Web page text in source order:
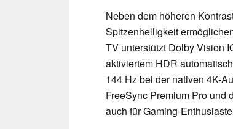
Neben dem höheren
Spitzenhelligkeit
TV unterstützt Dolby Vision
aktiviertem HDR
144 Hz bei der nativen 4K-
FreeSync Premium Pro und
auch für Gaming-